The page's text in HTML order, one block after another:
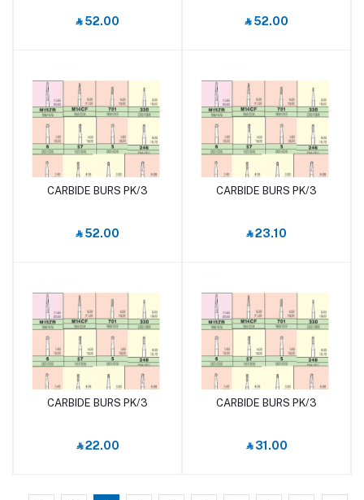
‎⃁ 52.00
‎⃁ 52.00
أضف إلى السلة
CARBIDE BURS PK/3
‎⃁ 23.10
أضف إلى السلة
CARBIDE BURS PK/3
‎⃁ 52.00
أضف إلى السلة
CARBIDE BURS PK/3
‎⃁ 31.00
أضف إلى السلة
CARBIDE BURS PK/3
‎⃁ 22.00